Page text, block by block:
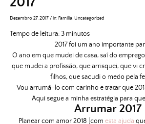
Dezembro 27, 2017/in: Família Uncategorized
Tempo de leitura:3 minutos
2017 foi um ano importante
O ano em que mudei de casa, saí do
que mudei a profissão, que arrisquei, que vi
filhos, que sacudi o medo pela
Vou arrumá-lo com carinho e tratar que
Aqui segue a minha estratégia para
Arrumar 2017
Planear com amor 2018 [com esta ajuda